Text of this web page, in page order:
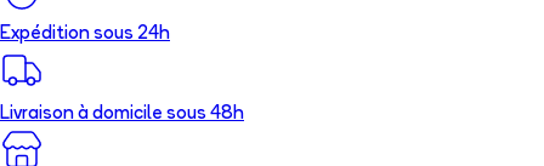
Expédition sous 24h
Livraison à domicile sous 48h